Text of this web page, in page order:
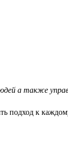
а также
подход к